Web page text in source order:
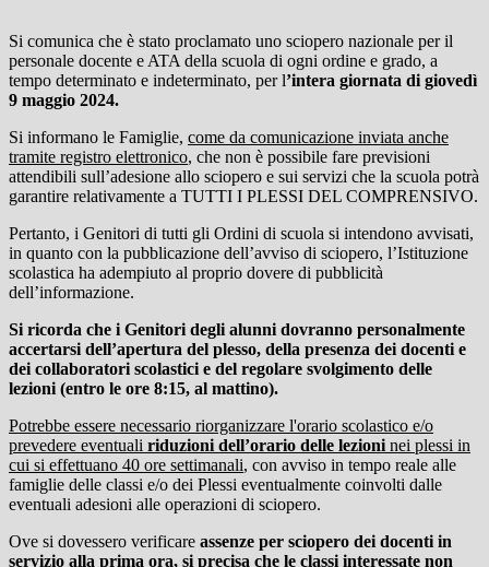
Si comunica che è stato proclamato uno sciopero nazionale per il
personale docente e ATA della scuola di ogni ordine e grado, a
tempo determinato e indeterminato, per l’intera giornata di giovedì
9 maggio 2024.
Si informano le Famiglie, come da comunicazione inviata anche
tramite registro elettronico, che non è possibile fare previsioni
attendibili sull’adesione allo sciopero e sui servizi che la scuola potrà
garantire relativamente a TUTTI I PLESSI DEL COMPRENSIVO.
Pertanto, i Genitori di tutti gli Ordini di scuola si intendono avvisati,
in quanto con la pubblicazione dell’avviso di sciopero, l’Istituzione
scolastica ha adempiuto al proprio dovere di pubblicità
dell’informazione.
Si ricorda che i Genitori degli alunni dovranno personalmente
accertarsi dell’apertura del plesso, della presenza dei docenti e
dei collaboratori scolastici e del regolare svolgimento delle
lezioni (entro le ore 8:15, al mattino).
Potrebbe essere necessario riorganizzare l'orario scolastico e/o
prevedere eventuali riduzioni dell’orario delle lezioni nei plessi in
cui si effettuano 40 ore settimanali, con avviso in tempo reale alle
famiglie delle classi e/o dei Plessi eventualmente coinvolti dalle
eventuali adesioni alle operazioni di sciopero.
Ove si dovessero verificare assenze per sciopero dei docenti in
servizio alla prima ora, si precisa che le classi interessate non